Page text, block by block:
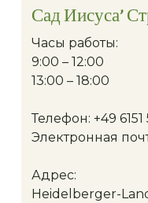
Сад Иисуса’
Часы работы:
9:00 – 12:00
13:00 – 18:00
Телефон: +49 6151
Электронная
Адрес:
Heidelberger-